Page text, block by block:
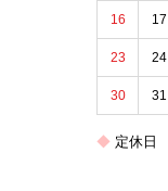
16 17
23 24
30 31
定休日